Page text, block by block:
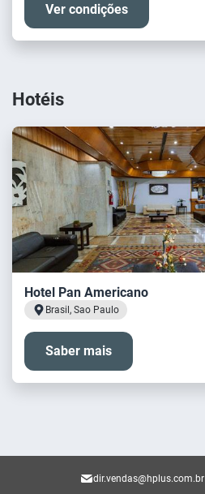
Ver condições
Hotéis
Hotel Pan Americano
Brasil, Sao Paulo
Saber mais
dir.vendas@hplus.com.br